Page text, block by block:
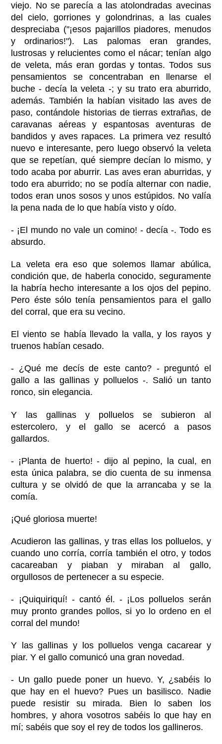
viejo. No se parecía a las atolondradas avecinas
del cielo, gorriones y golondrinas, a las cuales
despreciaba ("¡esos pajarillos piadores, menudos
y ordinarios!"). Las palomas eran grandes,
lustrosas y relucientes como el nácar; tenían algo
de veleta, más eran gordas y tontas. Todos sus
pensamientos se concentraban en llenarse el
buche - decía la veleta -; y su trato era aburrido,
además. También la habían visitado las aves de
paso, contándole historias de tierras extrañas, de
caravanas aéreas y espantosas aventuras de
bandidos y aves rapaces. La primera vez resultó
nuevo e interesante, pero luego observó la veleta
que se repetían, qué siempre decían lo mismo, y
todo acaba por aburrir. Las aves eran aburridas, y
todo era aburrido; no se podía alternar con nadie,
todos eran unos sosos y unos estúpidos. No valía
la pena nada de lo que había visto y oído.
- ¡El mundo no vale un comino! - decía -. Todo es
absurdo.
La veleta era eso que solemos llamar abúlica,
condición que, de haberla conocido, seguramente
la habría hecho interesante a los ojos del pepino.
Pero éste sólo tenía pensamientos para el gallo
del corral, que era su vecino.
El viento se había llevado la valla, y los rayos y
truenos habían cesado.
- ¿Qué me decís de este canto? - preguntó el
gallo a las gallinas y polluelos -. Salió un tanto
ronco, sin elegancia.
Y las gallinas y polluelos se subieron al
estercolero, y el gallo se acercó a pasos
gallardos.
- ¡Planta de huerto! - dijo al pepino, la cual, en
esta única palabra, se dio cuenta de su inmensa
cultura y se olvidó de que la arrancaba y se la
comía.
¡Qué gloriosa muerte!
Acudieron las gallinas, y tras ellas los polluelos, y
cuando uno corría, corría también el otro, y todos
cacareaban y piaban y miraban al gallo,
orgullosos de pertenecer a su especie.
- ¡Quiquiriquí! - cantó él. - ¡Los polluelos serán
muy pronto grandes pollos, si yo lo ordeno en el
corral del mundo!
Y las gallinas y los polluelos venga cacarear y
piar. Y el gallo comunicó una gran novedad.
- Un gallo puede poner un huevo. Y, ¿sabéis lo
que hay en el huevo? Pues un basilisco. Nadie
puede resistir su mirada. Bien lo saben los
hombres, y ahora vosotros sabéis lo que hay en
mí; sabéis que soy el rey de todos los gallineros.